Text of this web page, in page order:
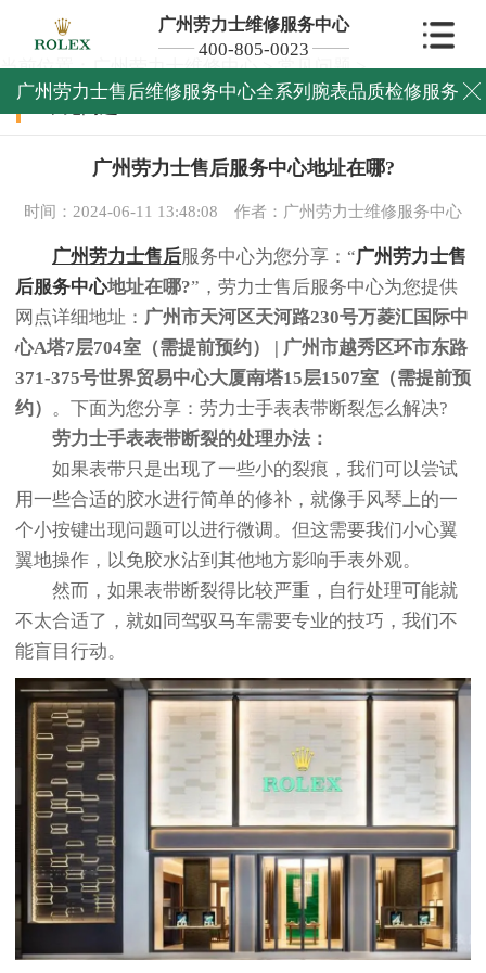
广州劳力士维修服务中心
400-805-0023
广州劳力士售后维修服务中心全系列腕表品质检修服务 
当前位置：广州劳力士维修中心>常见问题>
常见问题
广州劳力士售后服务中心地址在哪?
时间：2024-06-11 13:48:08 作者：广州劳力士维修服务中心
广州劳力士售后服务中心为您分享：“广州劳力士售
后服务中心地址在哪?”，劳力士售后服务中心为您提供
网点详细地址： 广州市天河区天河路230号万菱汇国际中
心A塔7层704室（需提前预约） | 广州市越秀区环市东路
371-375号世界贸易中心大厦南塔15层1507室（需提前预
约） 。下面为您分享：劳力士手表表带断裂怎么解决?
劳力士手表表带断裂的处理办法：
如果表带只是出现了一些小的裂痕，我们可以尝试
用一些合适的胶水进行简单的修补，就像手风琴上的一
个小按键出现问题可以进行微调。但这需要我们小心翼
翼地操作，以免胶水沾到其他地方影响手表外观。
然而，如果表带断裂得比较严重，自行处理可能就
不太合适了，就如同驾驭马车需要专业的技巧，我们不
能盲目行动。